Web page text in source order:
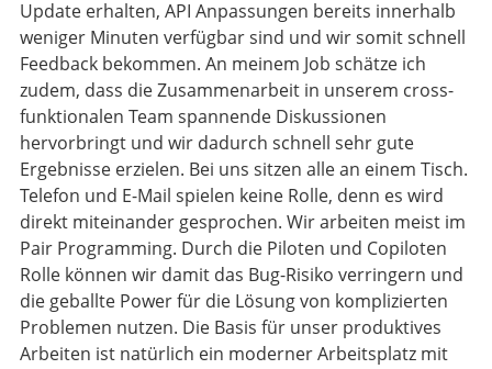
Update erhalten, API Anpassungen bereits innerhalb
weniger Minuten verfügbar sind und wir somit schnell
Feedback bekommen. An meinem Job schätze ich
zudem, dass die Zusammenarbeit in unserem cross-
funktionalen Team spannende Diskussionen
hervorbringt und wir dadurch schnell sehr gute
Ergebnisse erzielen. Bei uns sitzen alle an einem Tisch.
Telefon und E-Mail spielen keine Rolle, denn es wird
direkt miteinander gesprochen. Wir arbeiten meist im
Pair Programming. Durch die Piloten und Copiloten
Rolle können wir damit das Bug-Risiko verringern und
die geballte Power für die Lösung von komplizierten
Problemen nutzen. Die Basis für unser produktives
Arbeiten ist natürlich ein moderner Arbeitsplatz mit